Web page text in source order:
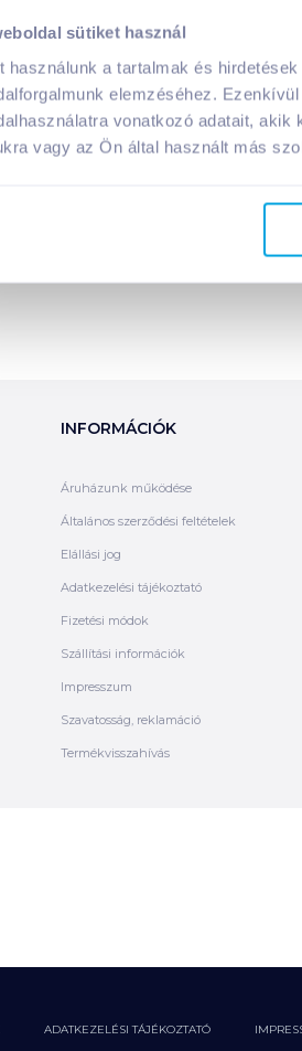
sütiket használ
használunk a tartalmak és
elemzéséhez.
vonatkozó adatait,
vagy az Ön által használt más
INFORMÁCIÓK
Áruházunk működése
Általános szerződési feltételek
Elállási jog
Adatkezelési tájékoztató
Fizetési módok
Szállítási információk
Impresszum
Szavatosság, reklamáció
Termékvisszahívás
ADATKEZELÉSI TÁJÉKOZTATÓ